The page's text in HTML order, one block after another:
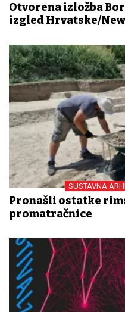
Otvorena izložba
izgled Hrvatske/
SUSTAVNA
Pronašli ostatke
promatračnice